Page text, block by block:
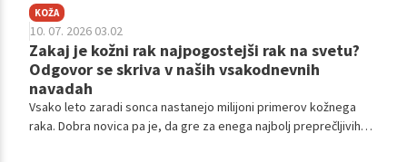
KOŽA
10. 07. 2026 03.02
Zakaj je kožni rak najpogostejši rak na svetu?
Odgovor se skriva v naših vsakodnevnih
navadah
Vsako leto zaradi sonca nastanejo milijoni primerov kožnega
raka. Dobra novica pa je, da gre za enega najbolj preprečljivih